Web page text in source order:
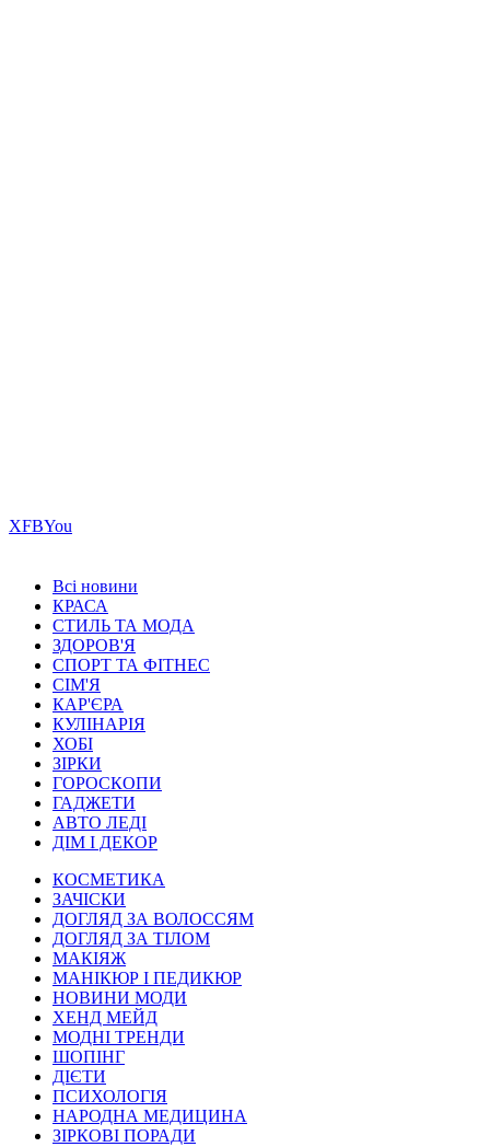
ХFBYou
Всі новини
КРАСА
СТИЛЬ ТА МОДА
ЗДОРОВ'Я
СПОРТ ТА ФІТНЕС
СІМ'Я
КАР'ЄРА
КУЛІНАРІЯ
ХОБІ
ЗІРКИ
ГОРОСКОПИ
ГАДЖЕТИ
АВТО ЛЕДІ
ДІМ І ДЕКОР
КОСМЕТИКА
ЗАЧІСКИ
ДОГЛЯД ЗА ВОЛОССЯМ
ДОГЛЯД ЗА ТІЛОМ
МАКІЯЖ
МАНІКЮР І ПЕДИКЮР
НОВИНИ МОДИ
ХЕНД МЕЙД
МОДНІ ТРЕНДИ
ШОПІНГ
ДІЄТИ
ПСИХОЛОГІЯ
НАРОДНА МЕДИЦИНА
ЗІРКОВІ ПОРАДИ